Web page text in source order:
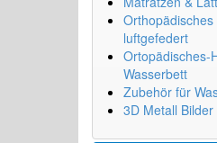
luftgefedert
Ortopädisches-
Wasserbett
Zubehör für
3D Metall Bilder